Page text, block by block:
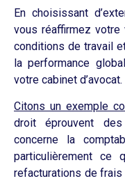
En choisissant
vous réaffirmez
conditions de travail
la performance
votre cabinet d’avocat.
Citons un exemple
droit éprouvent
concerne la
particulièrement
refacturations de frais